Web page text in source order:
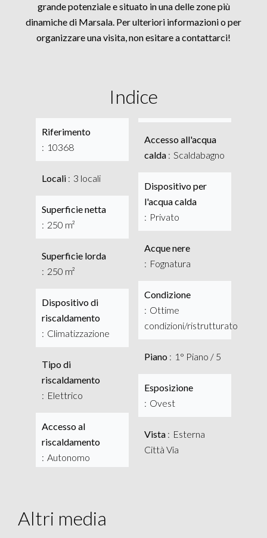
grande potenziale e situato in una delle zone più
dinamiche di Marsala. Per ulteriori informazioni o per
organizzare una visita, non esitare a contattarci!
Indice
Riferimento
10368
Locali 3 locali
Superficie netta
250 m²
Superficie lorda
250 m²
Dispositivo di
riscaldamento
Climatizzazione
Tipo di
riscaldamento
Elettrico
Accesso al
riscaldamento
Autonomo
Accesso all'acqua
calda
Scaldabagno
Dispositivo per
l'acqua calda
Privato
Acque nere
Fognatura
Condizione
Ottime
condizioni/ristrutturato
Piano 1° Piano / 5
Esposizione
Ovest
Vista
Esterna
Città Via
Altri media